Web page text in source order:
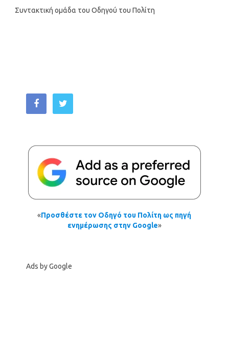
Συντακτική ομάδα του Οδηγού του Πολίτη
«Προσθέστε τον Οδηγό του Πολίτη ως πηγή
ενημέρωσης στην Google»
Ads by Google